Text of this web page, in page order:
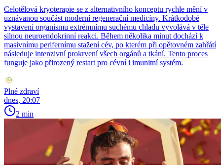
Celotělová kryoterapie se z alternativního konceptu rychle mění v
uznávanou součást moderní regenerační medicíny. Krátkodobé
vystavení organismu extrémnímu suchému chladu vyvolává v těle
silnou neuroendokrinní reakci. Během několika minut dochází k
masivnímu perifernímu stažení cév, po kterém při opětovném zahřátí
následuje intenzivní prokrvení všech orgánů a tkání. Tento proces
funguje jako přirozený restart pro cévní i imunitní systém.
Plné zdraví
dnes, 20:07
2 min